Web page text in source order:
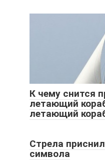
К чему снится
летающий
летающий
Стрела
символа